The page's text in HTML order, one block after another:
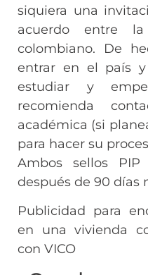
siquiera una
acuerdo entre
colombiano. De
entrar en el país
estudiar y
recomienda
académica (si
para hacer su
Ambos sellos PIP
después de 90 días
Publicidad para
en una vivienda
con VICO